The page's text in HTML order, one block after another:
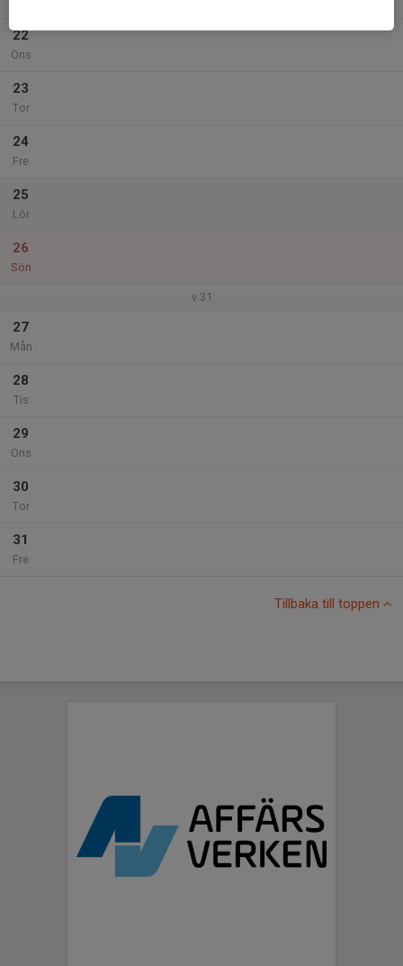
22
Ons
23
Tor
24
Fre
25
Lör
26
Sön
v.31
27
Mån
28
Tis
29
Ons
30
Tor
31
Fre
Tillbaka till toppen